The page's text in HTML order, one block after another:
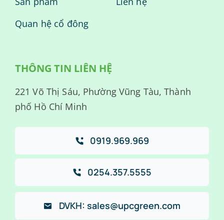
Quan hệ cổ đông
THÔNG TIN LIÊN HỆ
221 Võ Thị Sáu, Phường Vũng Tàu, Thành
phố Hồ Chí Minh
0919.969.969
0254.357.5555
DVKH: sales@upcgreen.com